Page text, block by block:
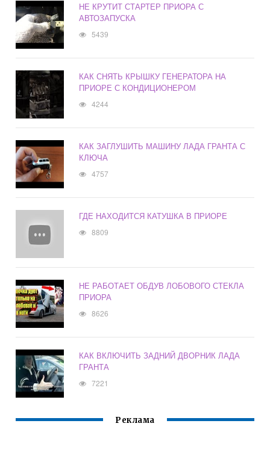
НЕ КРУТИТ СТАРТЕР ПРИОРА С
АВТОЗАПУСКА
5439
КАК СНЯТЬ КРЫШКУ ГЕНЕРАТОРА НА
ПРИОРЕ С КОНДИЦИОНЕРОМ
4244
КАК ЗАГЛУШИТЬ МАШИНУ ЛАДА ГРАНТА С
КЛЮЧА
4757
ГДЕ НАХОДИТСЯ КАТУШКА В ПРИОРЕ
8809
НЕ РАБОТАЕТ ОБДУВ ЛОБОВОГО СТЕКЛА
ПРИОРА
8626
КАК ВКЛЮЧИТЬ ЗАДНИЙ ДВОРНИК ЛАДА
ГРАНТА
7221
Реклама